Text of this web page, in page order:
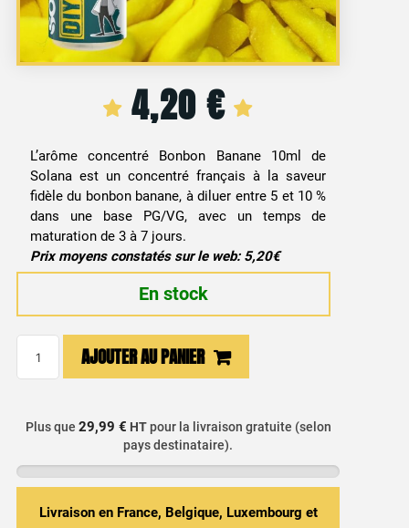
4,20 €
L’arôme concentré Bonbon Banane 10ml de
Solana est un concentré français à la saveur
fidèle du bonbon banane, à diluer entre 5 et 10 %
dans une base PG/VG, avec un temps de
maturation de 3 à 7 jours.
Prix moyens constatés sur le web: 5,20€
En stock
Bonbon
10ml
AJOUTER AU PANIER
Plus que 29,99 € HTpour la livraison gratuite (selon
pays destinataire).
Livraison en France, Belgique, Luxembourg et